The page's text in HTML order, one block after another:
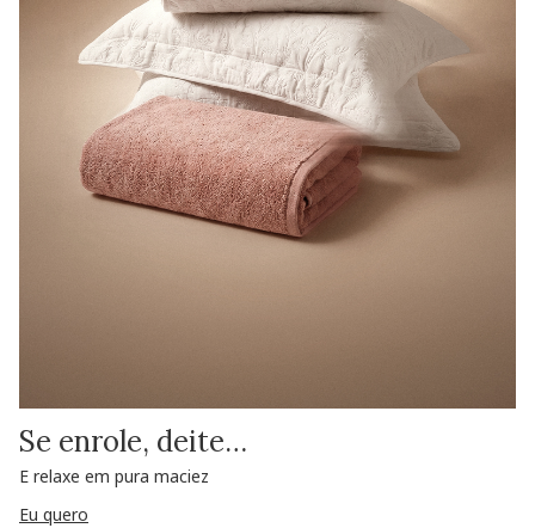
Se enrole, deite…
E relaxe em pura maciez
Eu quero